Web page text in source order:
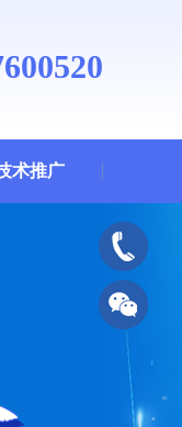
术推广